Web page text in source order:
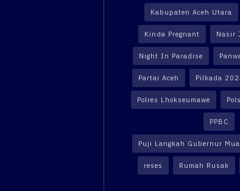
Kabupaten Aceh Utara
Kinda Pregnant Nasir
Night In Paradise
Partai Aceh Pilkada
Polres Lhokseumawe
PPBC
Puji Langkah Gubernur
reses Rumah Rusak